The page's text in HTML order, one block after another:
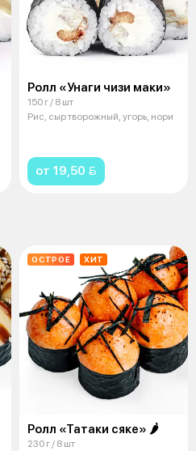
Ролл «Унаги чизи маки»
150 г / 8 шт
Рис, сыр творожный, угорь, нори
от 19,50 
ОСТРОЕ ХИТ
Ролл «Татаки сяке» 🌶
230 г / 8 шт